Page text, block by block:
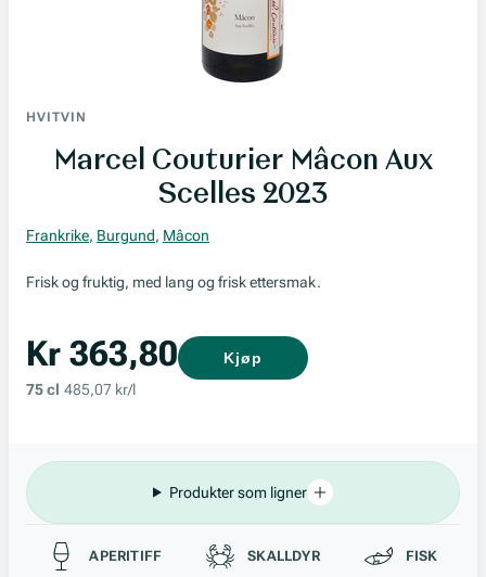
HVITVIN
Marcel Couturier Mâcon Aux
Scelles 2023
Frankrike, Burgund, Mâcon
Frisk og fruktig, med lang og frisk ettersmak.
Kr 363,80
75 cl 485,07 kr/l
Kjøp
Produkter som ligner
Passer til
APERITIFF SKALLDYR FISK